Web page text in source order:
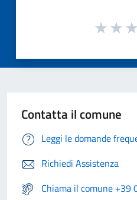
Contatta il comune
Leggi le domande
Richiedi Assistenza
Chiama il comune +39